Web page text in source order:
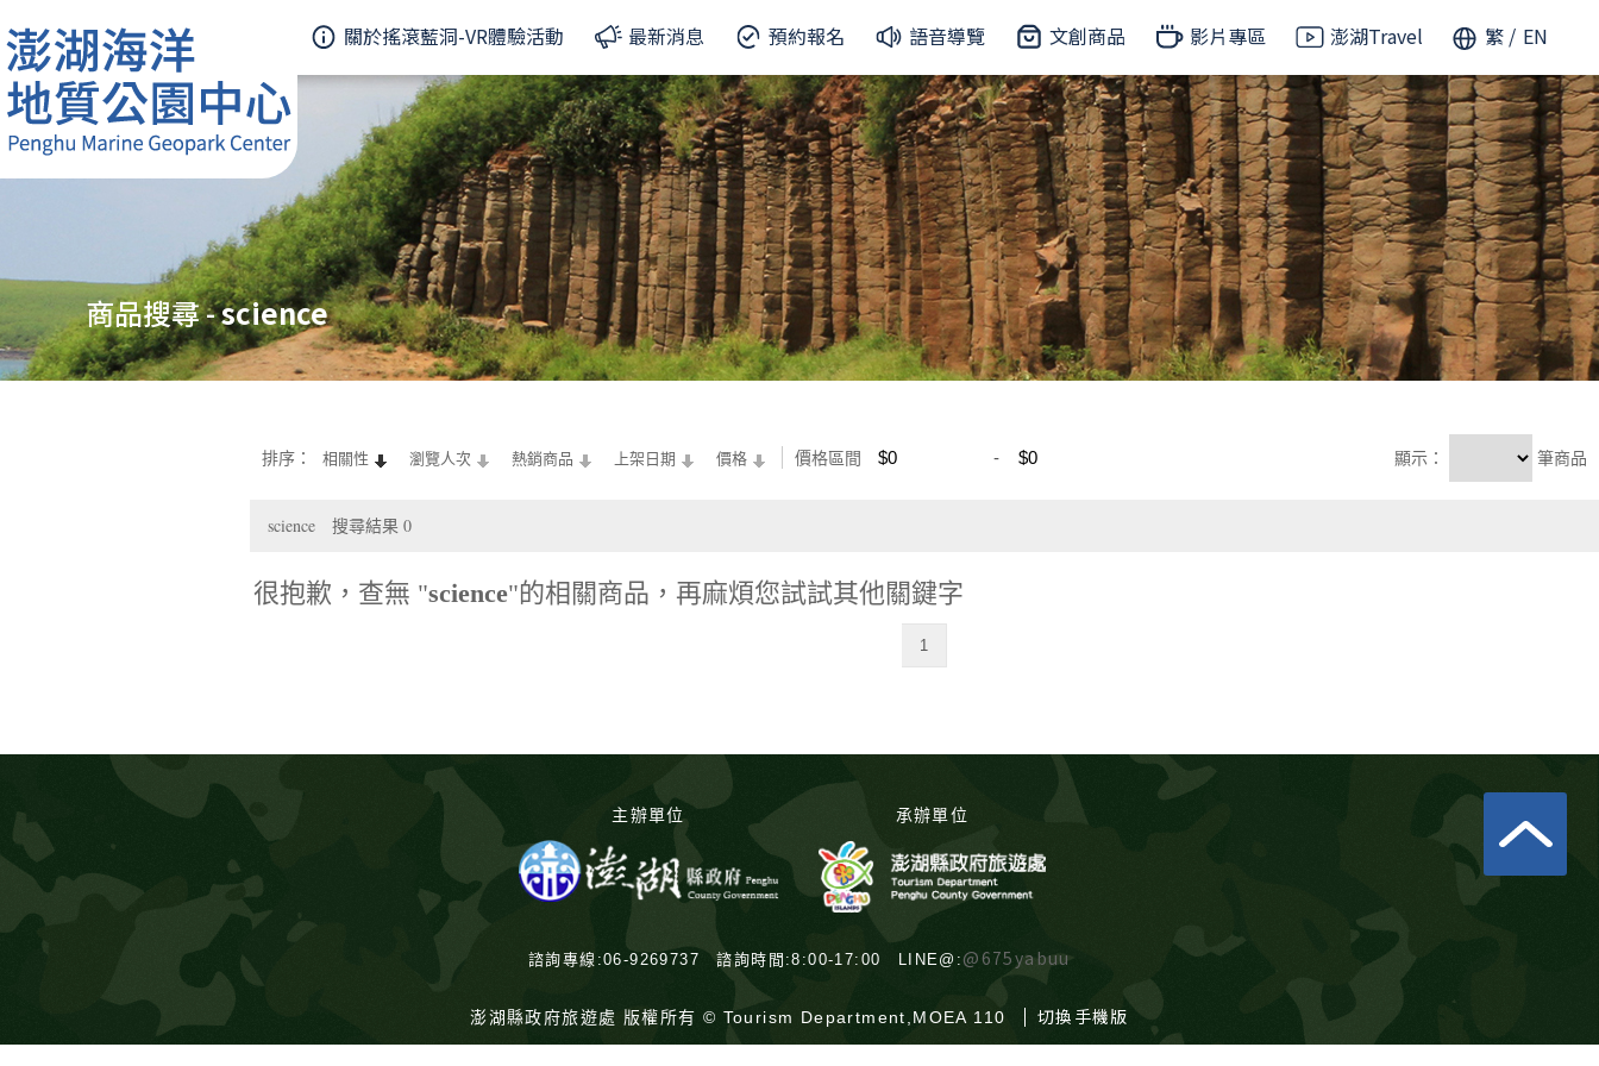
關於搖滾藍洞-VR體驗活動 最新消息 預約報名 語音導覽 文創商品 影片專區 澎湖Travel 繁 EN
商品搜尋 -science
排序： 相關性 瀏覽人次 熱銷商品 上架日期 價格 價格區間 顯示： 筆商品
science 搜尋結果 0
很抱歉，查無 "science"的相關商品，再麻煩您試試其他關鍵字
1
主辦單位 承辦單位
諮詢專線:06-9269737 諮詢時間:8:00-17:00 LINE@: @675yabuu
澎湖縣政府旅遊處 版權所有 © Tourism Department,MOEA 110 切換手機版